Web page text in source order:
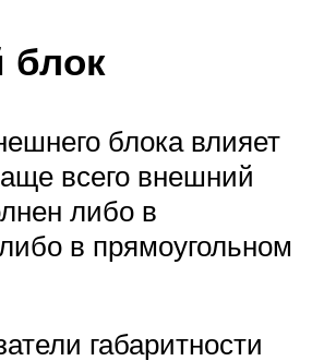
блок
блока влияет
всего внешний
либо в
в прямоугольном
габаритности